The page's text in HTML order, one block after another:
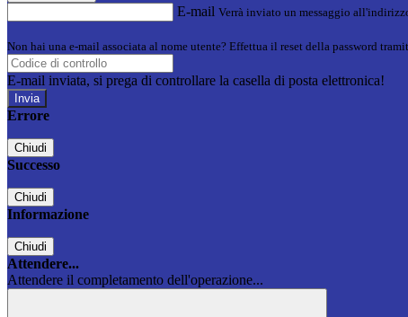
E-mail Verrà inviato un messaggio
Non hai una e-mail associata al nome utente? Effettua il reset della password
E-mail inviata, si prega di controllare la casella di posta elettronica!
Errore
Chiudi
Successo
Chiudi
Informazione
Chiudi
Attendere...
Attendere il completamento dell'operazione...